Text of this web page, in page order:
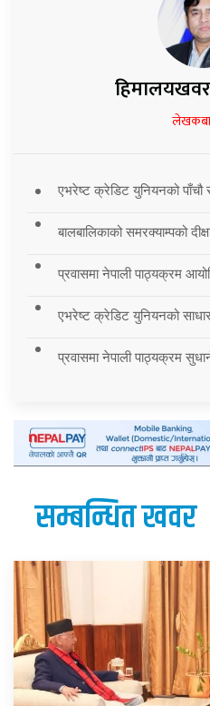
एभरेष्ट क्रेडिट युनियनको पाँचौ
बालबालिकाको समरक्याम्पको
प्रवासमा नेपाली पाठ्यक्रम
एभरेष्ट क्रेडिट युनियनको
प्रवासमा नेपाली पाठ्यक्रम
सम्बन्धित खवर